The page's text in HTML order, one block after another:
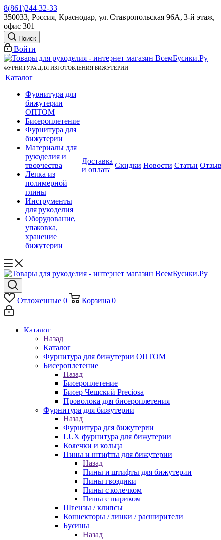
8(861)244-32-33
350033, Россия, Краснодар, ул. Ставропольская 96А, 3-й этаж,
офис 301
Поиск
Войти
ФУРНИТУРА ДЛЯ ИЗГОТОВЛЕНИЯ БИЖУТЕРИИ
Каталог
Фурнитура для
бижутерии
ОПТОМ
Бисероплетение
Фурнитура для
бижутерии
Материалы для
рукоделия и
творчества
Лепка из
полимерной
глины
Инструменты
для рукоделия
Оборудование,
упаковка,
хранение
бижутерии
Доставка
и оплата
Скидки Новости Статьи
Отложенные 0 Корзина 0
Каталог
Назад
Каталог
Фурнитура для бижутерии ОПТОМ
Бисероплетение
Назад
Бисероплетение
Бисер Чешский Preciosa
Проволока для бисероплетения
Фурнитура для бижутерии
Назад
Фурнитура для бижутерии
LUX фурнитура для бижутерии
Колечки и кольца
Пины и штифты для бижутерии
Назад
Пины и штифты для бижутерии
Пины гвоздики
Пины с колечком
Пины с шариком
Швензы / клипсы
Коннекторы / линки / расширители
Бусины
Назад